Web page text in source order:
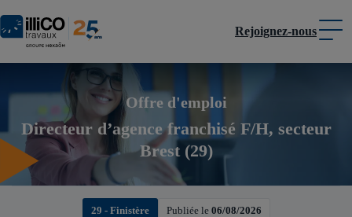
Panneau de gestion des cookies
Rejoignez-nous
Offre d'emploi
Directeur d’agence franchisé F/H, secteur
Brest (29)
29 - Finistère Publiée le 06/08/2026